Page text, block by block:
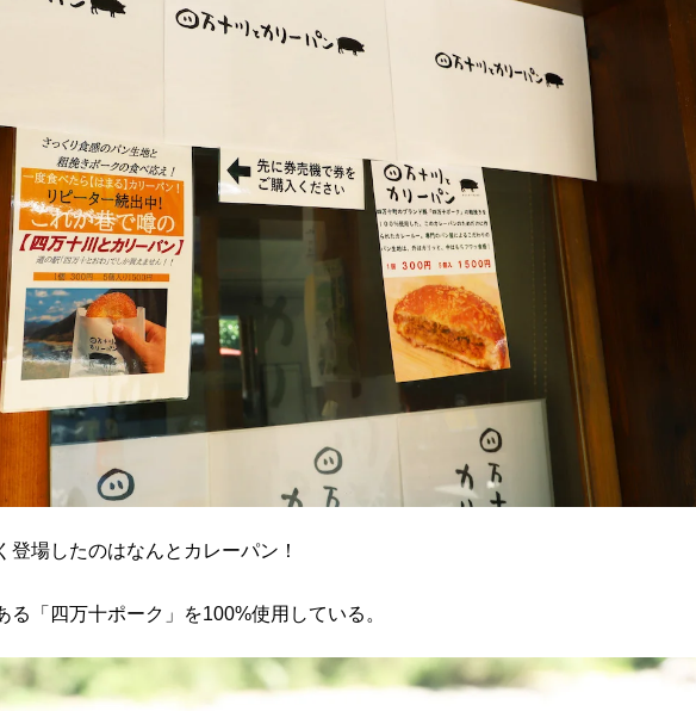
登場したのはなんとカレーパン！
る「四万十ポーク」を100%使用している。